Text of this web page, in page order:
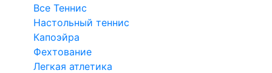
Все Теннис
Настольный теннис
Капоэйра
Фехтование
Легкая атлетика